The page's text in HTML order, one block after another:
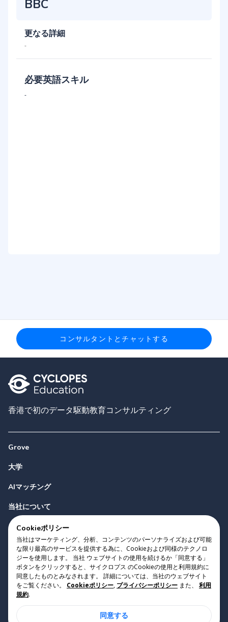
BBC
更なる詳細
-
必要英語スキル
-
コンサルタントとチャットする
香港で初のデータ駆動教育コンサルティング
Grove
大学
AIマッチング
当社について
お問い合わせ
Copyright 2023 Cyclopes® • v0.31.0
Cookieポリシー • プライバシーポリシー • 利用規約
Suite 2807, 28/F, Tower 2, Times Square, 1 Matheson Street,
Cookieポリシー
当社はマーケティング、分析、コンテンツのパーソナライズおよび可能
な限り最高のサービスを提供する為に、Cookieおよび同様のテクノロ
ジーを使用します。 当社 ウェブサイトの使用を続けるか「同意する」
ボタンをクリックすると、サイクロプス のCookieの使用と利用規約に
同意したものとみなされます。 詳細については、当社のウェブサイト
をご覧ください。
Cookieポリシー, プライバシーポリシー また、
利用
規約.
同意する